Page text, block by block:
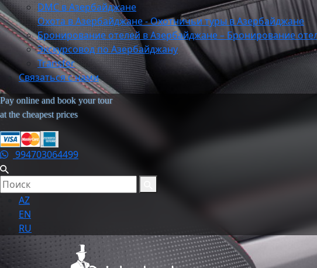
DMC в Азербайджане
Охота в Азербайджане - Охотничьи туры в Азербайджане
Бронирование отелей в Азербайджане – Бронирование
Экскурсовод по Азербайджану
Transfer
Связаться с нами
Pay online and book your tour
at the cheapest prices
994703064499
AZ
EN
RU